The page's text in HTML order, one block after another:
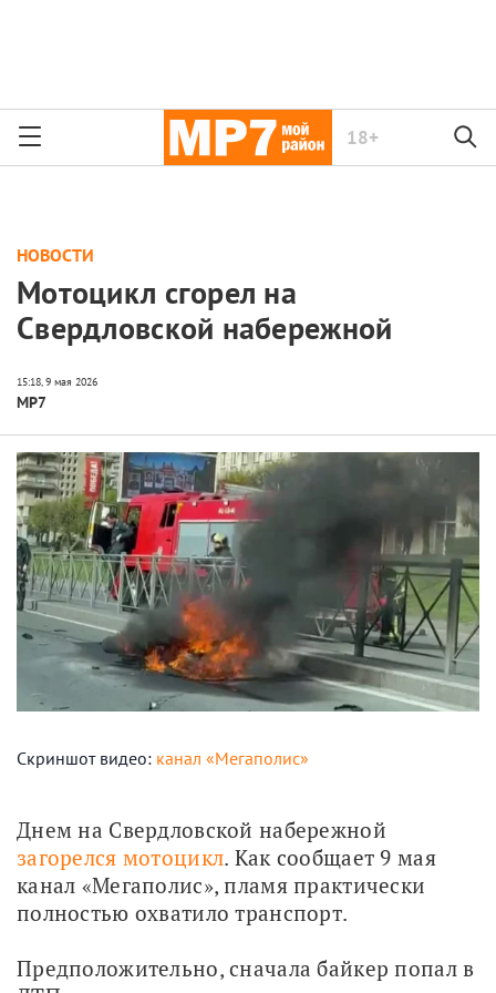
18+
НОВОСТИ
Мотоцикл сгорел на
Свердловской набережной
МР7
Скриншот видео: канал «Мегаполис»
загорелся мотоцикл. Как сообщает 9 мая
канал «Мегаполис», пламя практически
полностью охватило транспорт.
Предположительно, сначала байкер попал в